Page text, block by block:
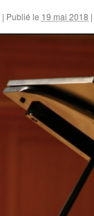
| Publié le 19 mai 2018 |